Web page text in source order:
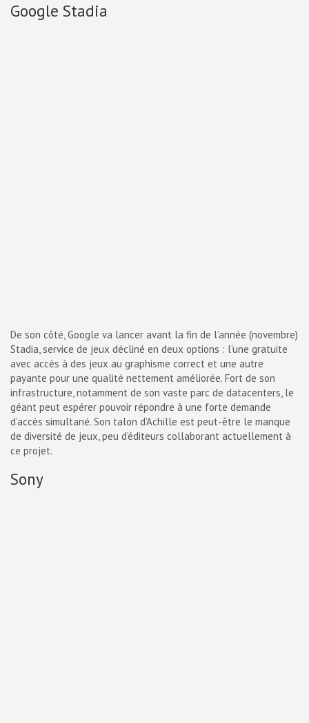
Google Stadia
De son côté, Google va lancer avant la fin de l’année (novembre)
Stadia, service de jeux décliné en deux options : l’une gratuite
avec accès à des jeux au graphisme correct et une autre
payante pour une qualité nettement améliorée. Fort de son
infrastructure, notamment de son vaste parc de datacenters, le
géant peut espérer pouvoir répondre à une forte demande
d’accès simultané. Son talon d’Achille est peut-être le manque
de diversité de jeux, peu d’éditeurs collaborant actuellement à
ce projet.
Sony